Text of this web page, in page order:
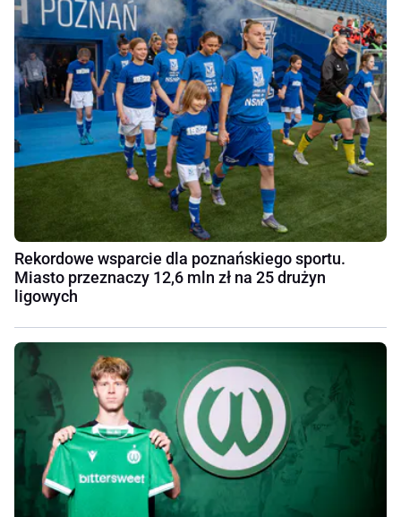
Rekordowe wsparcie dla poznańskiego sportu.
Miasto przeznaczy 12,6 mln zł na 25 drużyn
ligowych